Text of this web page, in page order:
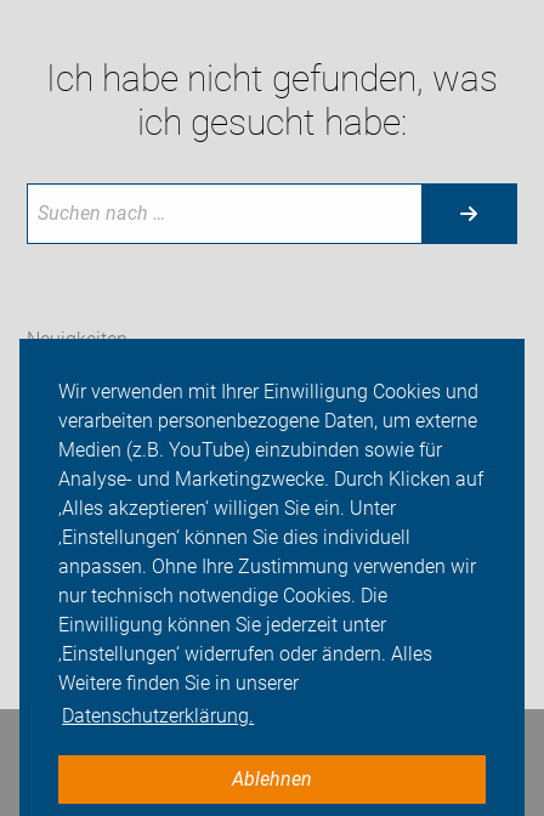
Wir verwenden mit Ihrer Einwilligung Cookies und
verarbeiten personenbezogene Daten, um externe
Medien (z.B. YouTube) einzubinden sowie für
Analyse- und Marketingzwecke. Durch Klicken auf
‚Alles akzeptieren‘ willigen Sie ein. Unter
‚Einstellungen‘ können Sie dies individuell
anpassen. Ohne Ihre Zustimmung verwenden wir
nur technisch notwendige Cookies. Die
Einwilligung können Sie jederzeit unter
‚Einstellungen‘ widerrufen oder ändern. Alles
Weitere finden Sie in unserer
Datenschutzerklärung.
Ablehnen
Ich habe nicht gefunden, was
ich gesucht habe:
Neuigkeiten
ADFC Jerichower Land
Roland-Sternfahrt
Radtouren
Sei dabei
Presse
Login
Bleiben Sie in Kontakt